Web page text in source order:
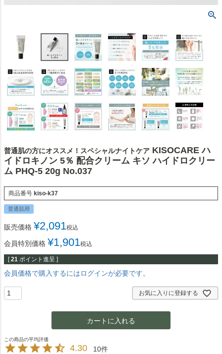
普通肌の方にオススメ！スペシャルナイトケア KISOCARE ハ
イドロキノン 5％ 配合クリーム キソ ハイドロクリー
ム PHQ-5 20g No.037
商品番号 kiso-k37
普通肌用
販売価格 ¥2,091税込
会員特別価格 ¥1,901税込
[ 21 ポイント進呈 ]
会員価格で購入するにはログインが必要です。
お気に入りに登録する
カートに入れる
4.30 10